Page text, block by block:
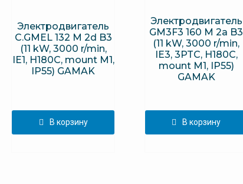
Электродвигатель
C.GMEL 132 M 2d B3
(11 kW, 3000 r/min,
IE1, H180C, mount M1,
IP55) GAMAK
В корзину
Электродвигатель
GM3F3 160 M 2a B3
(11 kW, 3000 r/min,
IE3, 3PTC, H180C,
mount M1, IP55)
GAMAK
В корзину